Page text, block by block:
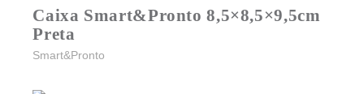
Caixa Smart&Pronto 8,5×8,5×9,5cm
Preta
Smart&Pronto